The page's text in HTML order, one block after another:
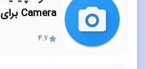
Camera برای اندروید
4.7